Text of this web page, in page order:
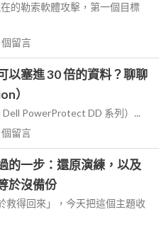
的勒索軟體攻擊，第一個目標
個留言
以塞進 30 倍的資料？聊聊
）
PowerProtect DD 系列）...
個留言
的一步：還原演練，以及
於沒備份
救得回來」，今天把這個主題收